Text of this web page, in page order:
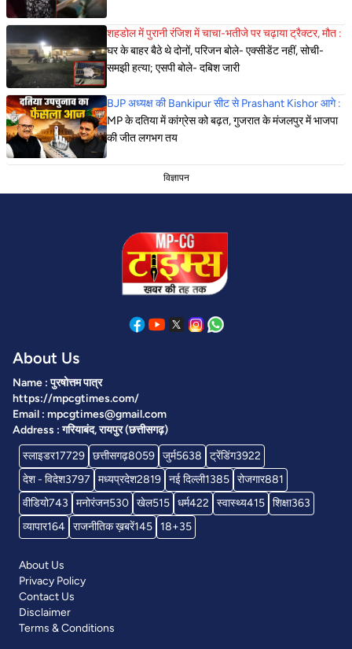
शहडोल में पुरानी रंजिश में चाचा-भतीजे पर चढ़ाया ट्रैक्टर, मौत :
घर के बाहर बैठे थे दोनों, परिजन बोले- एक्सीडेंट नहीं, सोची-
समझी हत्या; एसपी बोले- दबिश जारी
BJP अध्यक्ष की Bankipur सीट से Prashant Kishor आगे :
MP के दतिया में कांग्रेस को बढ़त, गुजरात के मंजलपुर में भाजपा
की जीत लगभग तय
विज्ञापन
About Us
Name : पुरषोत्तम पात्र
https://mpcgtimes.com/
Email : mpcgtimes@gmail.com
Address : गरियाबंद, रायपुर (छत्तीसगढ़)
स्लाइडर17729 छत्तीसगढ़8059 जुर्म5638 ट्रेंडिंग3922
देश - विदेश3797 मध्यप्रदेश2819 नई दिल्ली1385 रोजगार881
वीडियो743 मनोरंजन530 खेल515 धर्म422 स्वास्थ्य415 शिक्षा363
व्यापार164 राजनीतिक ख़बरें145 18+35
About Us
Privacy Policy
Contact Us
Disclaimer
Terms & Conditions